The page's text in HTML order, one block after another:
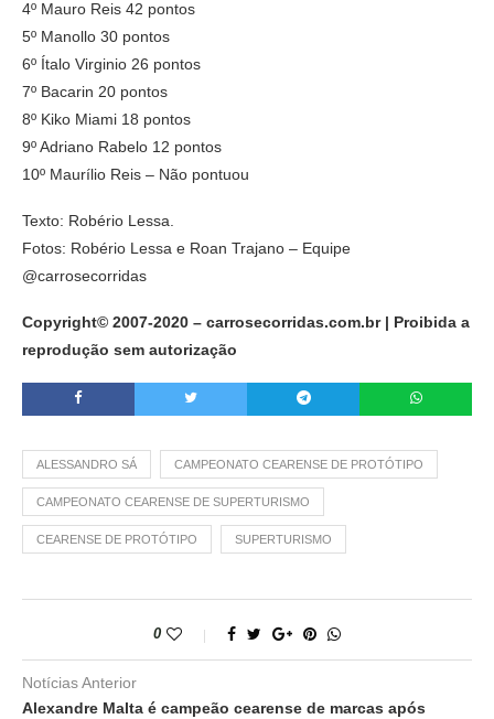
4º Mauro Reis 42 pontos
5º Manollo 30 pontos
6º Ítalo Virginio 26 pontos
7º Bacarin 20 pontos
8º Kiko Miami 18 pontos
9º Adriano Rabelo 12 pontos
10º Maurílio Reis – Não pontuou
Texto: Robério Lessa.
Fotos: Robério Lessa e Roan Trajano – Equipe
@carrosecorridas
Copyright© 2007-2020 – carrosecorridas.com.br | Proibida a
reprodução sem autorização
ALESSANDRO SÁ CAMPEONATO CEARENSE DE PROTÓTIPO
CAMPEONATO CEARENSE DE SUPERTURISMO
CEARENSE DE PROTÓTIPO SUPERTURISMO
0
Notícias Anterior
Alexandre Malta é campeão cearense de marcas após